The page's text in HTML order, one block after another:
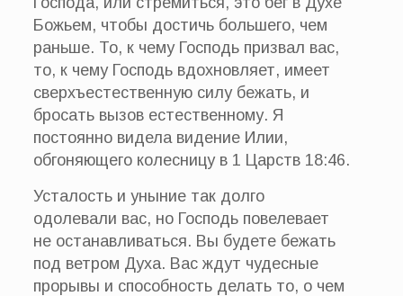
Божьем, чтобы достичь большего, чем
раньше. То, к чему Господь призвал вас,
то, к чему Господь вдохновляет, имеет
сверхъестественную силу бежать, и
бросать вызов естественному. Я
постоянно видела видение Илии,
обгоняющего колесницу в 1 Царств 18:46.
Усталость и уныние так долго
одолевали вас, но Господь повелевает
не останавливаться. Вы будете бежать
под ветром Духа. Вас ждут чудесные
прорывы и способность делать то, о чем